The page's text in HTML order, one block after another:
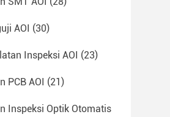
AOI (30)
Inspeksi AOI (23)
PCB AOI (21)
Inspeksi Optik Otomatis